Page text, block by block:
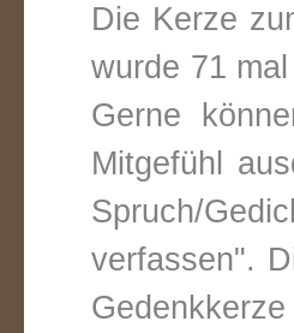
Die Kerze
wurde 71
Gerne
Mitgefühl
Spruch/
verfassen".